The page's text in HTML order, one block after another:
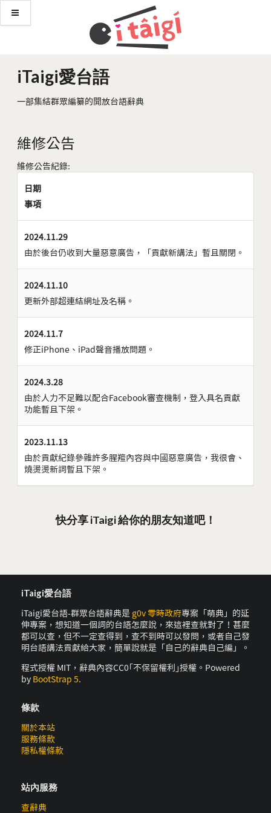
iTaigi愛台語
一部集結群眾編纂的開放台語辭典
維修公告
維修公告紀錄:
日期
事項
2024.11.29
由於後台仍收到大量惡意廣告，「貢獻新講法」暫且關閉。
2024.11.10
更新外部超連結網址及名稱。
2024.11.7
修正iPhone、iPad聲音播放問題。
2024.3.28
由於人力不足難以配合Facebook審查機制，登入具名貢獻
功能暫且下架。
2023.11.13
由於貢獻紀錄參雜許多腥羶內容與中國惡意廣告，我很會、
燒燙燙新詞暫且下架。
快分享 iTaigi 給你的朋友知道吧！
iTaigi愛台語
iTaigi愛台語-群眾台語辭典是 g0v 零時政府專案「萌典」的延
伸專案，想知道一個詞的台語怎麼說，來這裡查就對了！甚麼
都可以查，但不一定查得到，查不到時可以發問，或者自己發
明台語講法貢獻給大家，簡單說就是「自己的辭典自己編」。
程式授權 MIT，辭典內容CC0｢不保留權利｣授權。Powered
by BootStrap 5.
條款
關於本站
服務條款
隱私權條款
站內服務
查辭典